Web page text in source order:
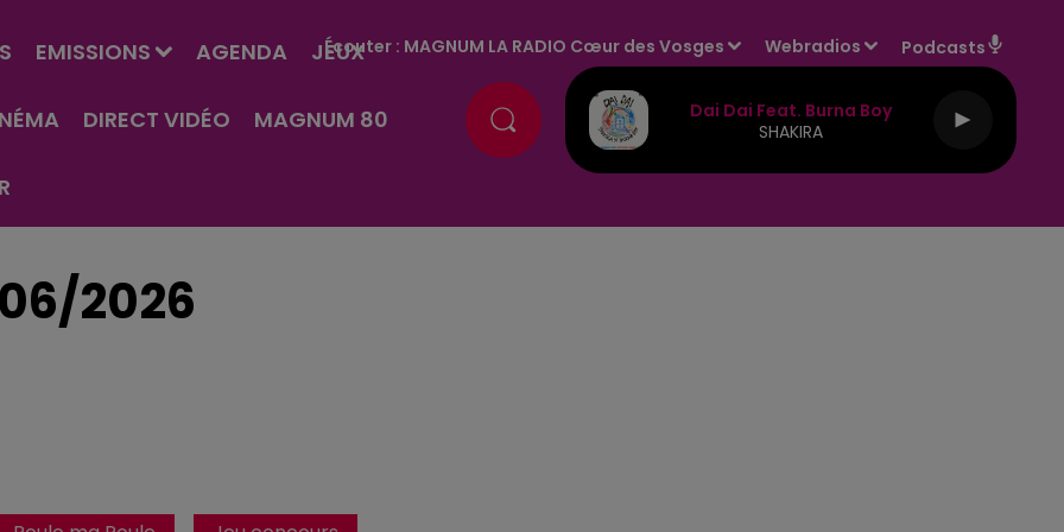
EMISSIONS AGENDA JEUX
DIRECT VIDÉO MAGNUM 80
Écouter : MAGNUM LA RADIO Cœur des Vosges Webradios Podcasts
Dai Dai Feat. Burna Boy
SHAKIRA
06/2026